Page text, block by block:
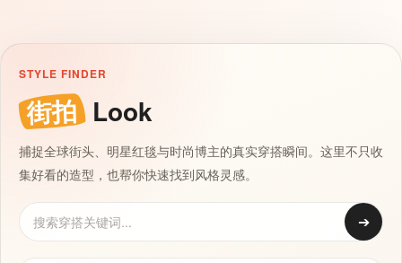
STYLE FINDER
街拍 Look
捕捉全球街头、明星红毯与时尚博主的真实穿搭瞬间。这里不只收
集好看的造型，也帮你快速找到风格灵感。
➔